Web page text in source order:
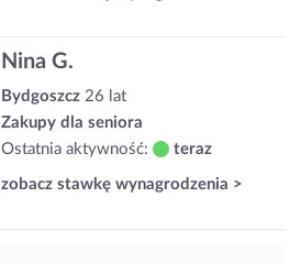
Nina G.
Bydgoszcz 26 lat
Zakupy dla seniora
Ostatnia aktywność:
teraz
zobacz stawkę wynagrodzenia >